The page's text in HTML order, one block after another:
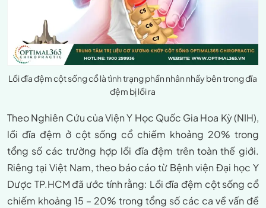
Lồi đĩa đệm cột sống cổ là tình trạng phần nhân nhầy bên trong đĩa
đệm bị lồi ra
Theo Nghiên Cứu của Viện Y Học Quốc Gia Hoa Kỳ (NIH),
lồi đĩa đệm ở cột sống cổ chiếm khoảng 20% trong
tổng số các trường hợp lồi đĩa đệm trên toàn thế giới.
Riêng tại Việt Nam, theo báo cáo từ Bệnh viện Đại học Y
Dược TP.HCM đã ước tính rằng: Lồi đĩa đệm cột sống cổ
chiếm khoảng 15 – 20% trong tổng số các ca về vấn đề